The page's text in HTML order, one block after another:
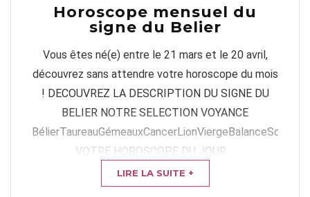
Horoscope mensuel du
signe du Belier
Vous êtes né(e) entre le 21 mars et le 20 avril,
découvrez sans attendre votre horoscope du mois
! DECOUVREZ LA DESCRIPTION DU SIGNE DU
BELIER NOTRE SELECTION VOYANCE
VOTRE HOROSCOPE DU JOUR ...
LIRE LA SUITE +